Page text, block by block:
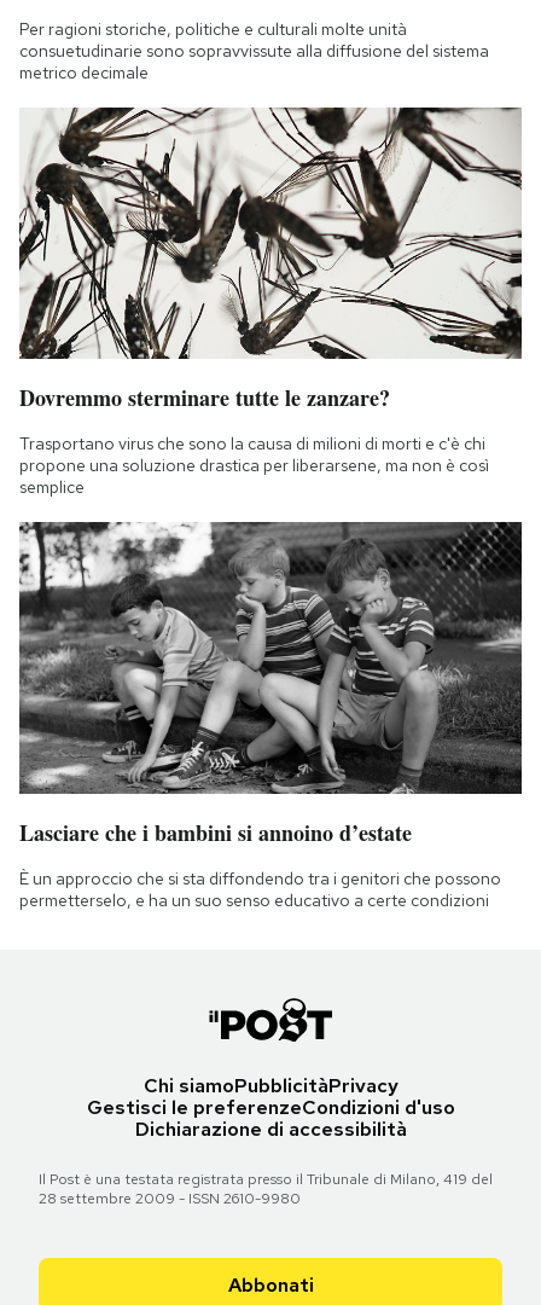
Per ragioni storiche, politiche e culturali molte unità
consuetudinarie sono sopravvissute alla diffusione del sistema
metrico decimale
Dovremmo sterminare tutte le zanzare?
Trasportano virus che sono la causa di milioni di morti e c'è chi
propone una soluzione drastica per liberarsene, ma non è così
semplice
Lasciare che i bambini si annoino d’estate
È un approccio che si sta diffondendo tra i genitori che possono
permetterselo, e ha un suo senso educativo a certe condizioni
Chi siamoPubblicitàPrivacy
Gestisci le preferenzeCondizioni d'uso
Dichiarazione di accessibilità
Il Post è una testata registrata presso il Tribunale di Milano, 419 del
28 settembre 2009 - ISSN 2610-9980
Abbonati